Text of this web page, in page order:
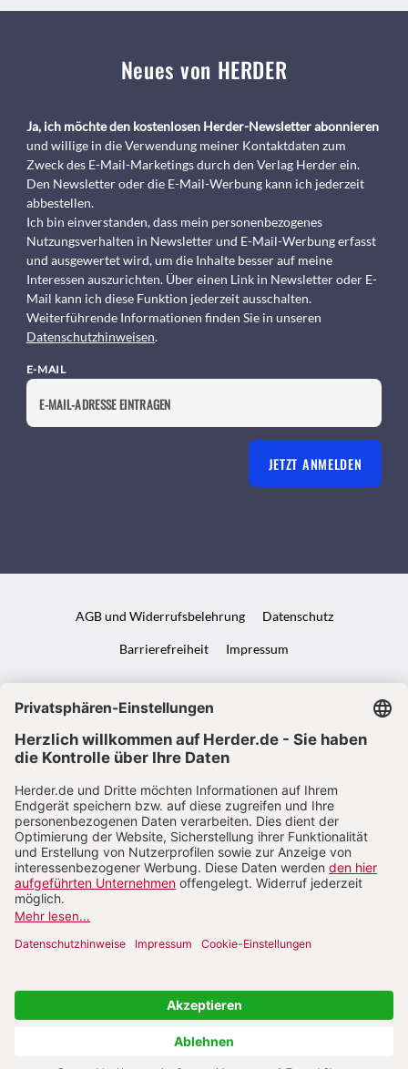
Neues von HERDER
Ja, ich möchte den kostenlosen Herder-Newsletter abonnieren
und willige in die Verwendung meiner Kontaktdaten zum
Zweck des E-Mail-Marketings durch den Verlag Herder ein.
Den Newsletter oder die E-Mail-Werbung kann ich jederzeit
abbestellen.
Ich bin einverstanden, dass mein personenbezogenes
Nutzungsverhalten in Newsletter und E-Mail-Werbung erfasst
und ausgewertet wird, um die Inhalte besser auf meine
Interessen auszurichten. Über einen Link in Newsletter oder E-
Mail kann ich diese Funktion jederzeit ausschalten.
Weiterführende Informationen finden Sie in unseren
Datenschutzhinweisen.
E-MAIL
JETZT ANMELDEN
AGB und Widerrufsbelehrung Datenschutz
Barrierefreiheit Impressum
VERTRAG WIDERRUFEN